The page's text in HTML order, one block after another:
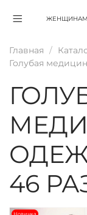
ЖЕНЩИНАМ
Главная
Голубая
46
Новинка